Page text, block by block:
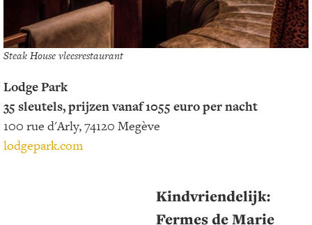
Steak House vleesrestaurant
Lodge Park
35 sleutels, prijzen vanaf 1055 euro per nacht
100 rue d'Arly, 74120 Megève
lodgepark.com
Kindvriendelijk:
Fermes de Marie